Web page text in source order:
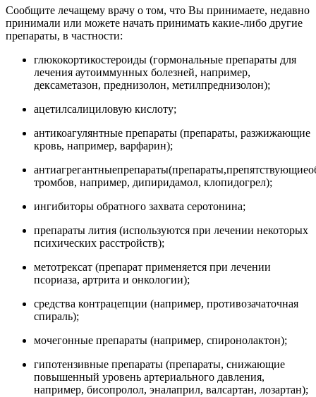
Сообщите лечащему врачу о том, что Вы принимаете, недавно
принимали или можете начать принимать какие-либо другие
препараты, в частности:
глюкокортикостероиды (гормональные препараты для
лечения аутоиммунных болезней, например,
дексаметазон, преднизолон, метилпреднизолон);
ацетилсалициловую кислоту;
антикоагулянтные препараты (препараты, разжижающие
кровь, например, варфарин);
тромбов, например, дипиридамол, клопидогрел);
ингибиторы обратного захвата серотонина;
препараты лития (используются при лечении некоторых
психических расстройств);
метотрексат (препарат применяется при лечении
псориаза, артрита и онкологии);
средства контрацепции (например, противозачаточная
спираль);
мочегонные препараты (например, спиронолактон);
гипотензивные препараты (препараты, снижающие
повышенный уровень артериального давления,
например, бисопролол, эналаприл, валсартан, лозартан);